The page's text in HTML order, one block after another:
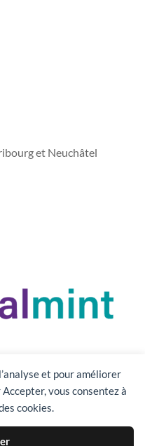
et pour améliorer
vous consentez à
cookies.
et Neuchâtel